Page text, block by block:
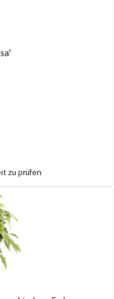
zu prüfen